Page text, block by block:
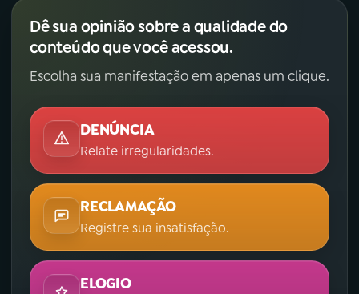
Dê sua opinião sobre a qualidade do
conteúdo que você acessou.
Escolha sua manifestação em apenas um clique.
DENÚNCIA
Relate irregularidades.
RECLAMAÇÃO
Registre sua insatisfação.
ELOGIO